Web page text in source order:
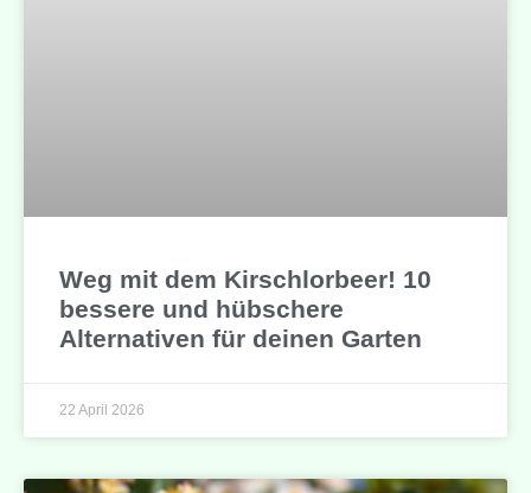
Weg mit dem Kirschlorbeer! 10
bessere und hübschere
Alternativen für deinen Garten
22 April 2026